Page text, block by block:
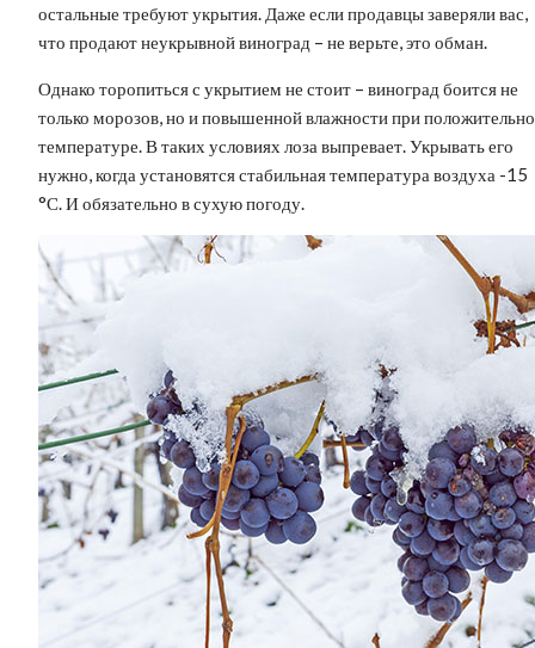
остальные требуют укрытия. Даже если продавцы заверяли вас,
что продают неукрывной виноград – не верьте, это обман.
Однако торопиться с укрытием не стоит – виноград боится не
только морозов, но и повышенной влажности при
температуре. В таких условиях лоза выпревает. Укрывать его
нужно, когда установятся стабильная температура воздуха -15
°С. И обязательно в сухую погоду.